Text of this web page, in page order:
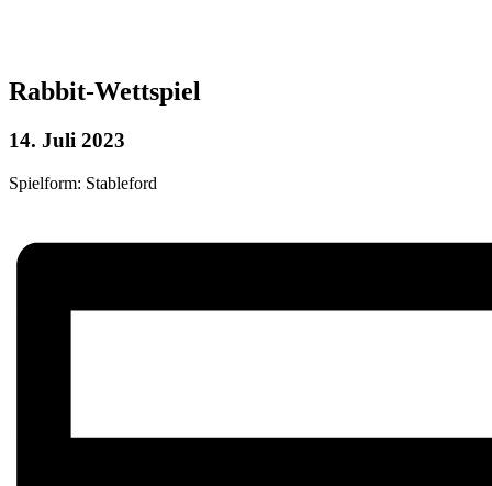
Rabbit-Wettspiel
14. Juli 2023
Spielform: Stableford